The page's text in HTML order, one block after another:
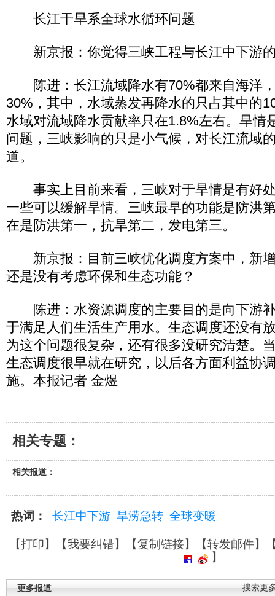
长江干旱系全球水循环问题
新京报：你觉得三峡工程与长江中下游
陈进：长江流域降水有70%都来自海洋
30%，其中，水域蒸发再降水的只占其中的
水域对流域降水贡献率只在1.8%左右。旱情
问题，三峡影响的只是小气候，对长江流域
道。
事实上目前来看，三峡对于旱情是有好
一些可以缓解旱情。三峡最早的功能是防洪
在是防洪第一，抗旱第二，发电第三。
新京报：目前三峡优化调度方案中，新
还是没有考虑环保和生态功能？
陈进：水资源调度的主要目的是向下游
于满足人们生活生产用水。生态调度还没有
为这个问题很复杂，还有很多没研究清楚。
生态调度很早就在研究，以后各方面利益协
施。本报记者 金煜
相关专题：
相关报道：
热词： 长江中下游 旱涝急转 全球变暖
【打印】【我要纠错】【复制链接】【转发邮件】
】
搜索更
更多报道